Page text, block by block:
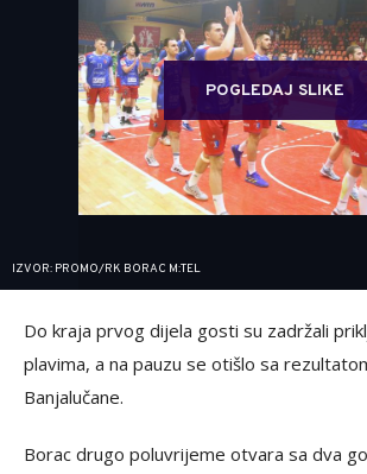
POGLEDAJ SLIKE
IZVOR: PROMO/RK BORAC M:TEL
Do kraja prvog dijela gosti su zadržali
plavima, a na pauzu se otišlo sa
Banjalučane.
Borac drugo poluvrijeme otvara sa dva